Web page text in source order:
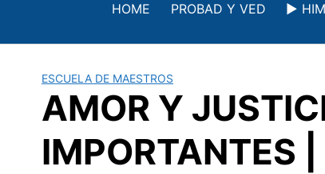
contenido
HOME PROBAD Y VED ▶️
ESCUELA DE MAESTROS
AMOR Y
IMPORTANTES